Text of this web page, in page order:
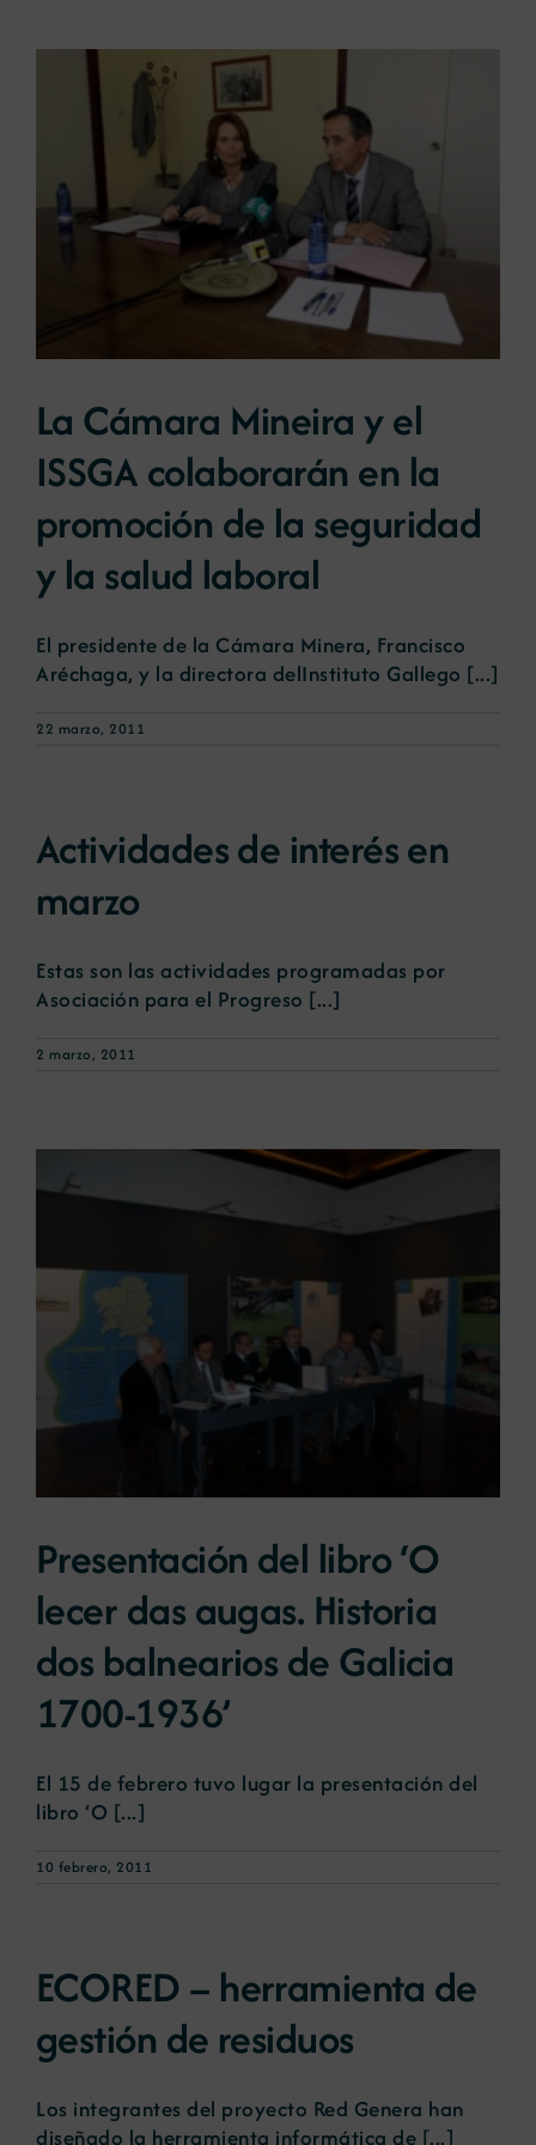
Portal de empleo
Contacto
La Cámara Mineira y el
ISSGA colaborarán en la
promoción de la seguridad
y la salud laboral
El presidente de la Cámara Minera, Francisco
Aréchaga, y la directora delInstituto Gallego [...]
22 marzo, 2011
Actividades de interés en
marzo
Estas son las actividades programadas por
Asociación para el Progreso [...]
2 marzo, 2011
Presentación del libro ‘O
lecer das augas. Historia
dos balnearios de Galicia
1700-1936’
El 15 de febrero tuvo lugar la presentación del
libro ‘O [...]
10 febrero, 2011
ECORED – herramienta de
gestión de residuos
Los integrantes del proyecto Red Genera han
diseñado la herramienta informática de [...]